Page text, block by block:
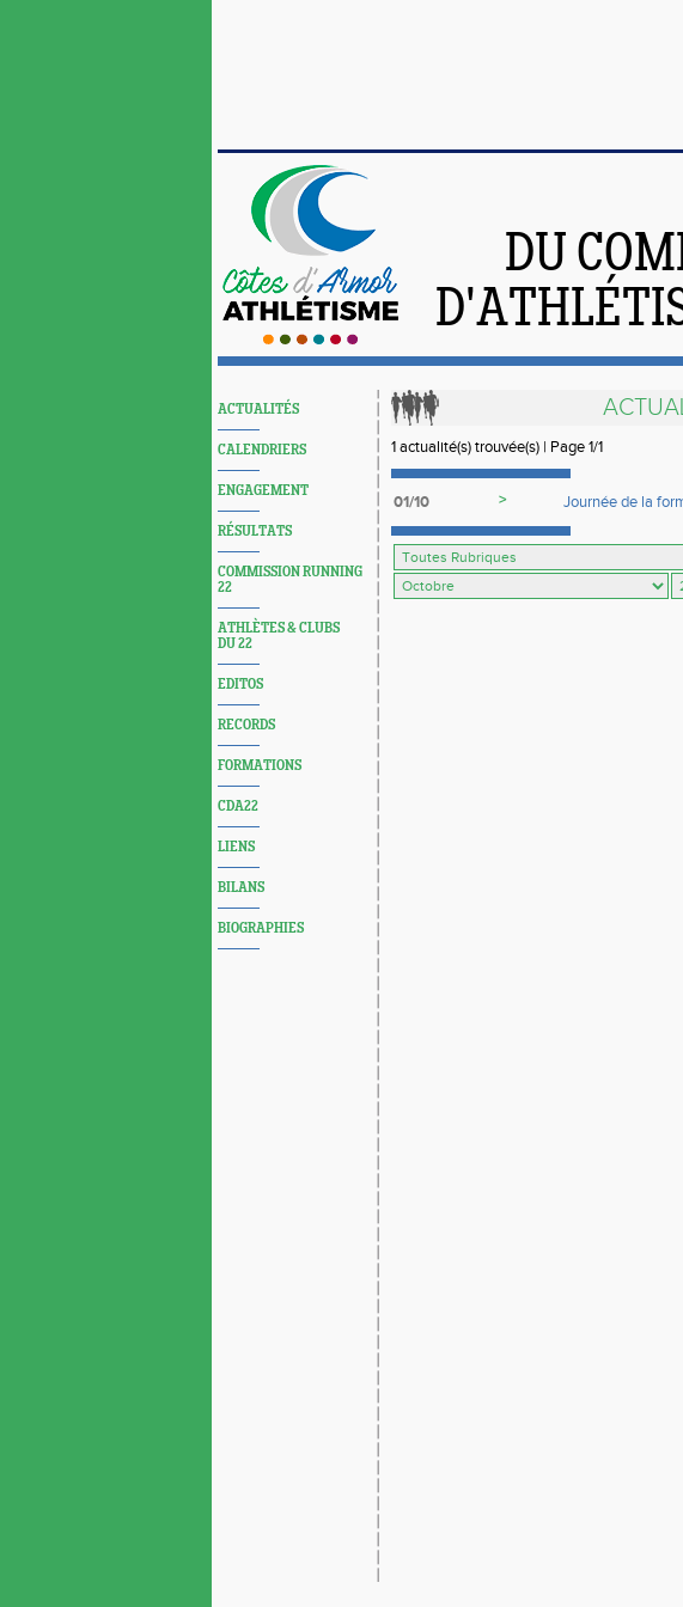
DU
ACTUALITÉS
CALENDRIERS
ENGAGEMENT
RÉSULTATS
COMMISSION RUNNING
22
ATHLÈTES & CLUBS
DU 22
EDITOS
RECORDS
FORMATIONS
CDA22
LIENS
BILANS
BIOGRAPHIES
1 actualité(s) trouvée(s) | Page 1/1
01/10 > Journée de la